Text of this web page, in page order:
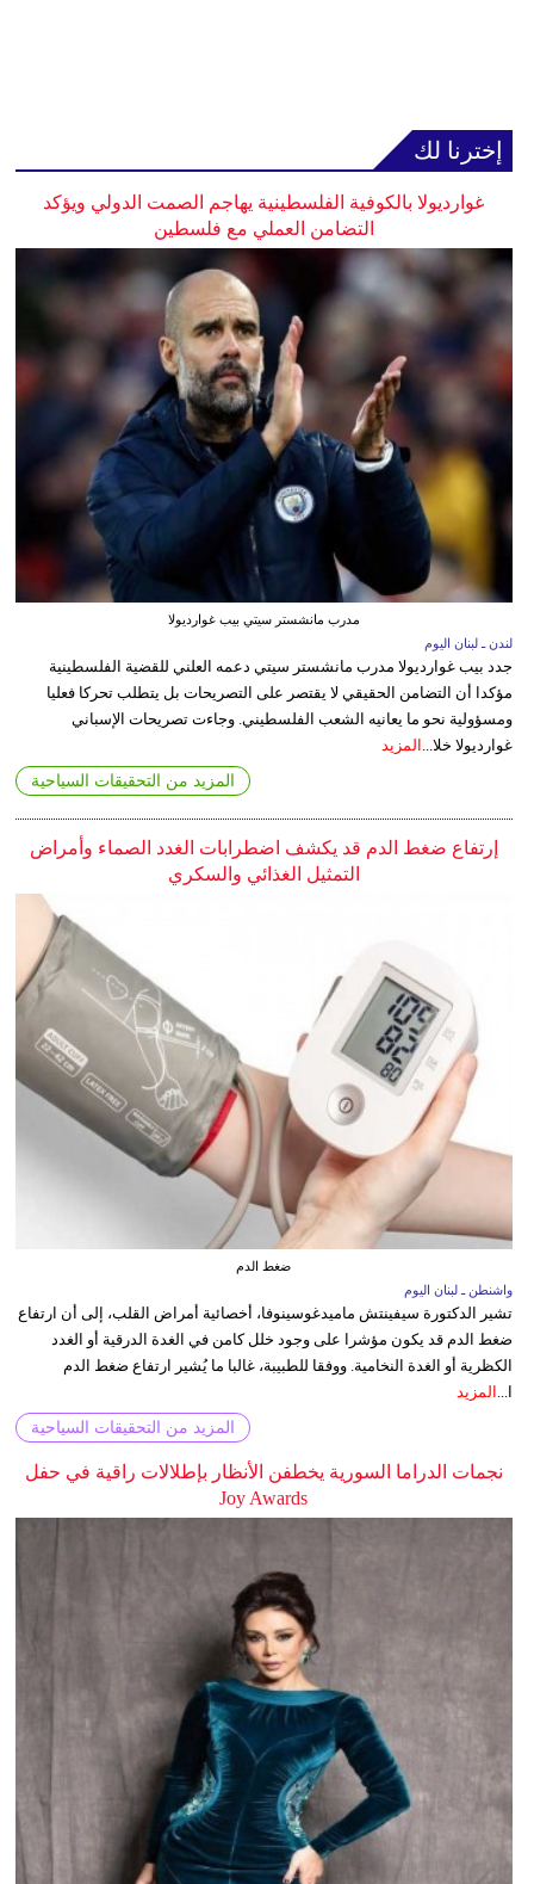
إخترنا لك
غوارديولا بالكوفية الفلسطينية يهاجم الصمت الدولي ويؤكد
التضامن العملي مع فلسطين
مدرب مانشستر سيتي بيب غوارديولا
لندن ـ لبنان اليوم
جدد بيب غوارديولا مدرب مانشستر سيتي دعمه العلني للقضية الفلسطينية
مؤكدا أن التضامن الحقيقي لا يقتصر على التصريحات بل يتطلب تحركا فعليا
ومسؤولية نحو ما يعانيه الشعب الفلسطيني. وجاءت تصريحات الإسباني
غوارديولا خلا... المزيد
المزيد من التحقيقات السياحية
إرتفاع ضغط الدم قد يكشف اضطرابات الغدد الصماء وأمراض
التمثيل الغذائي والسكري
ضغط الدم
واشنطن ـ لبنان اليوم
تشير الدكتورة سيفينتش ماميدغوسينوفا، أخصائية أمراض القلب، إلى أن ارتفاع
ضغط الدم قد يكون مؤشرا على وجود خلل كامن في الغدة الدرقية أو الغدد
الكظرية أو الغدة النخامية. ووفقا للطبيبة، غالبا ما يُشير ارتفاع ضغط الدم
ا... المزيد
المزيد من التحقيقات السياحية
نجمات الدراما السورية يخطفن الأنظار بإطلالات راقية في حفل
Joy Awards